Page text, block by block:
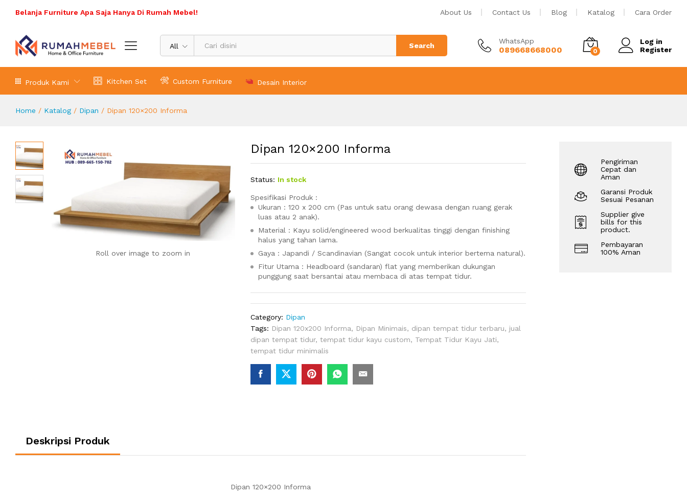
Belanja Furniture Apa Saja Hanya Di Rumah Mebel! About Us Contact Us Blog Katalog Cara Order
All Search
WhatsApp
089668668000 0
Log in
Register
Produk Kami Kitchen Set Custom Furniture Desain Interior
Home / Katalog / Dipan / Dipan 120×200 Informa
Roll over image to zoom in
Dipan 120×200 Informa
Status: In stock
Spesifikasi Produk :
Ukuran : 120 x 200 cm (Pas untuk satu orang dewasa dengan ruang gerak
luas atau 2 anak).
Material : Kayu solid/engineered wood berkualitas tinggi dengan finishing
halus yang tahan lama.
Gaya : Japandi / Scandinavian (Sangat cocok untuk interior bertema natural).
Fitur Utama : Headboard (sandaran) flat yang memberikan dukungan
punggung saat bersantai atau membaca di atas tempat tidur.
Category: Dipan
Tags: Dipan 120x200 Informa, Dipan Minimais, dipan tempat tidur terbaru, jual
dipan tempat tidur, tempat tidur kayu custom, Tempat Tidur Kayu Jati,
tempat tidur minimalis
Deskripsi Produk
Dipan 120×200 Informa
Pengiriman
Cepat dan
Aman
Garansi Produk
Sesuai Pesanan
Supplier give
bills for this
product.
Pembayaran
100% Aman
Deskripsi Produk
Tambah ke keranjang